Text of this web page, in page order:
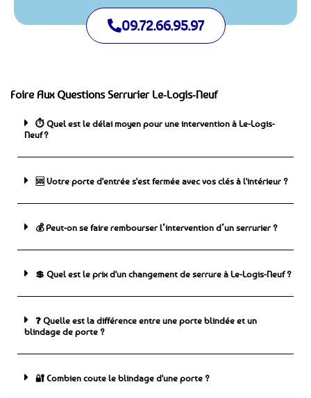
09.72.66.95.97
Foire Aux Questions Serrurier Le-Logis-Neuf
⏱️ Quel est le délai moyen pour une intervention à Le-Logis-
Neuf ?
🆘 ️Votre porte d'entrée s'est fermée avec vos clés à l'intérieur ?
💰 Peut-on se faire rembourser l’intervention d’un serrurier ?
💲 Quel est le prix d'un changement de serrure à Le-Logis-Neuf ?
❓ Quelle est la différence entre une porte blindée et un
blindage de porte ?
🔐 Combien coute le blindage d'une porte ?